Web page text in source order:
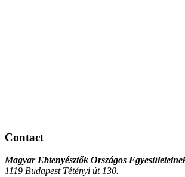
Contact
Magyar Ebtenyésztők Országos
1119 Budapest Tétényi út 130.